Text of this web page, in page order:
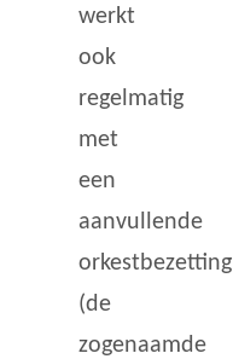
werkt
ook
regelmatig
met
een
aanvullende
orkestbezetting
(de
zogenaamde